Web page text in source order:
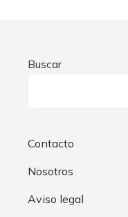
Buscar
Contacto
Nosotros
Aviso legal